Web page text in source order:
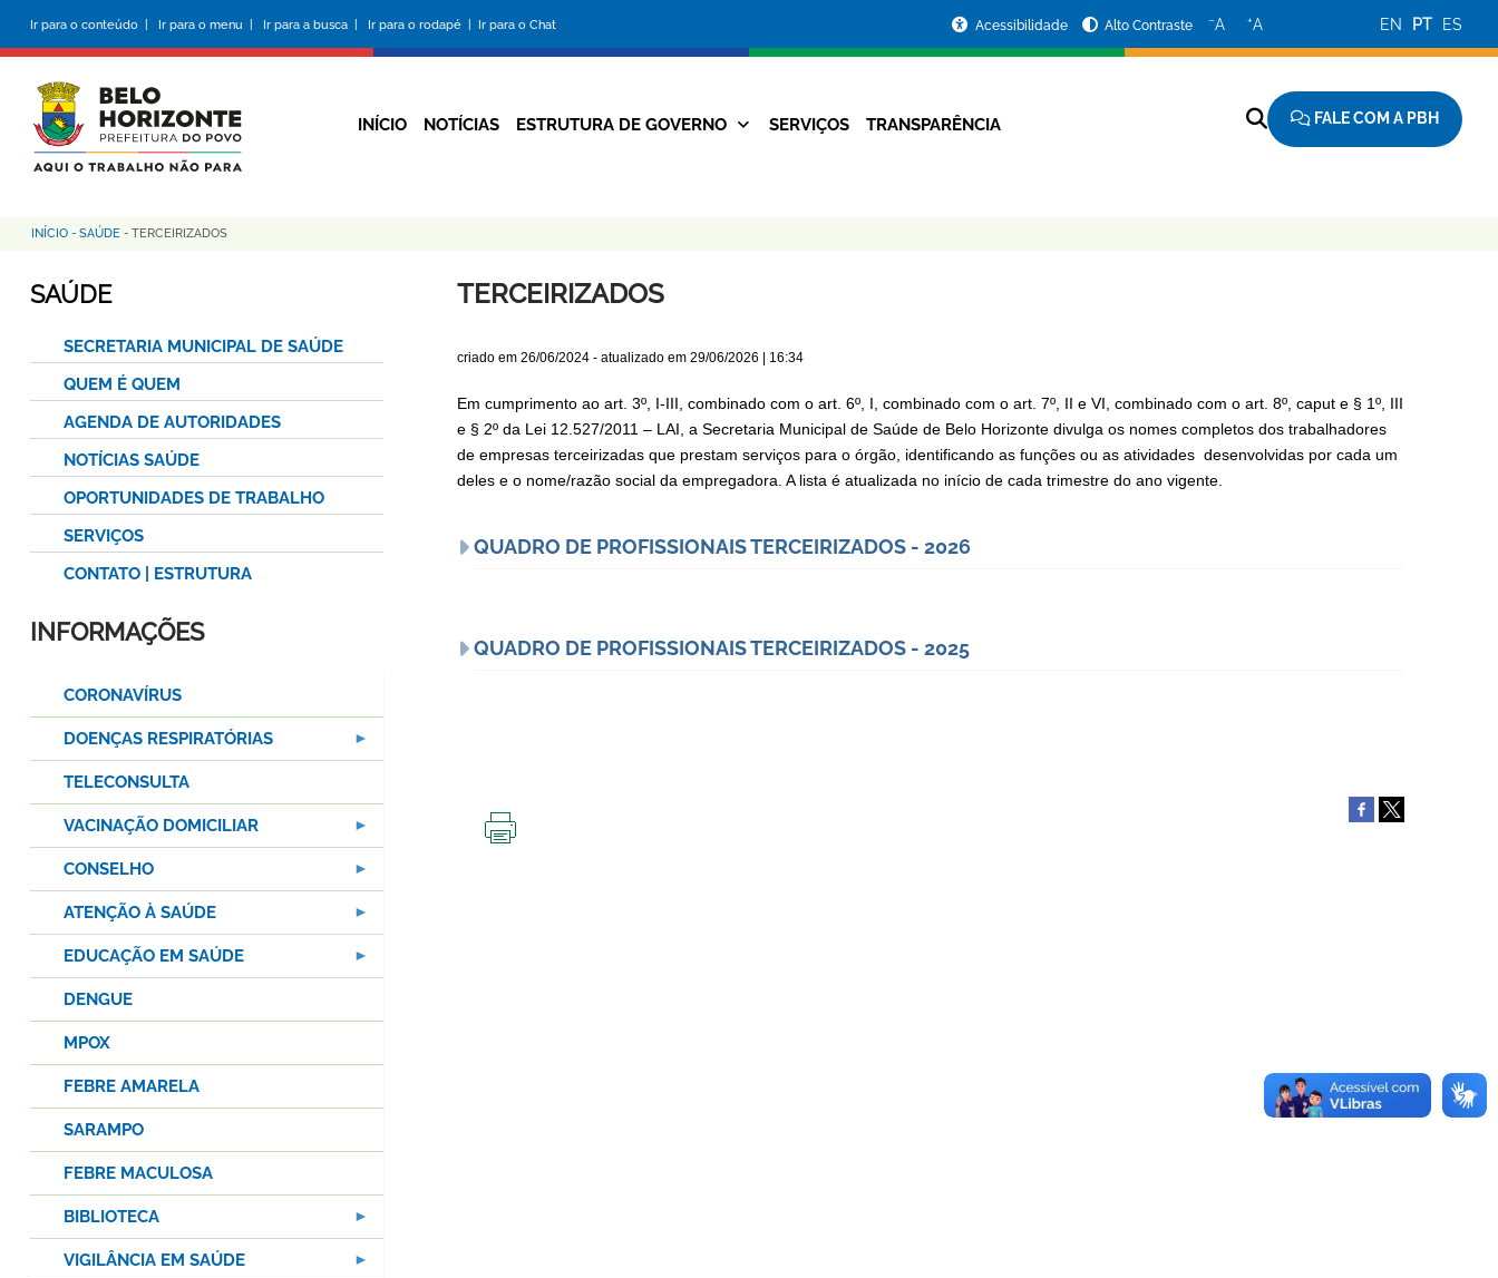
conteúdo
principal
Ir para o conteúdo | Ir para o menu | Ir para a busca | Ir para o rodapé | Ir para o Chat
da
Prefeitura
Acessibilidade Alto Contraste −A +A EN PT ES
Navegação
INÍCIO NOTÍCIAS ESTRUTURA DE GOVERNO SERVIÇOS TRANSPARÊNCIA FALE COM A PBH
Trilha
de
INÍCIO - SAÚDE - TERCEIRIZADOS
TERCEIRIZADOS
criado em 26/06/2024- atualizado em 29/06/2026 | 16:34
Em cumprimento ao art. 3º, I-III, combinado com o art. 6º, I, combinado com o art. 7º, II e VI, combinado com o art. 8º, caput e § 1º, III
e § 2º da Lei 12.527/2011 – LAI, a Secretaria Municipal de Saúde de Belo Horizonte divulga os nomes completos dos trabalhadores
de empresas terceirizadas que prestam serviços para o órgão, identificando as funções ou as atividades desenvolvidas por cada um
deles e o nome/razão social da empregadora. A lista é atualizada no início de cada trimestre do ano vigente.
QUADRO DE PROFISSIONAIS TERCEIRIZADOS - 2026
QUADRO DE PROFISSIONAIS TERCEIRIZADOS - 2025
SAÚDE
SECRETARIA MUNICIPAL DE SAÚDE
QUEM É QUEM
AGENDA DE AUTORIDADES
NOTÍCIAS SAÚDE
OPORTUNIDADES DE TRABALHO
SERVIÇOS
CONTATO | ESTRUTURA
INFORMAÇÕES
CORONAVÍRUS
DOENÇAS RESPIRATÓRIAS
TELECONSULTA
VACINAÇÃO DOMICILIAR
CONSELHO
ATENÇÃO À SAÚDE
EDUCAÇÃO EM SAÚDE
DENGUE
MPOX
FEBRE AMARELA
SARAMPO
FEBRE MACULOSA
BIBLIOTECA
VIGILÂNCIA EM SAÚDE